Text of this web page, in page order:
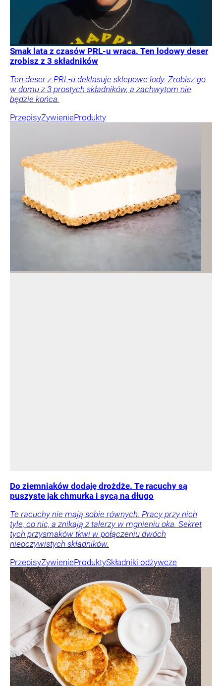
Smak lata z czasów PRL-u wraca. Ten lodowy deser
zrobisz z 3 składników
Ten deser z PRL-u deklasuje sklepowe lody. Zrobisz go
w domu z 3 prostych składników, a zachwytom nie
będzie końca.
PrzepisyŻywienieProdukty
Do ziemniaków dodaję drożdże. Te racuchy są
puszyste jak chmurka i sycą na długo
Te racuchy nie mają sobie równych. Pracy przy nich
tyle, co nic, a znikają z talerzy w mgnieniu oka. Sekret
tych przysmaków tkwi w połączeniu dwóch
nieoczywistych składników.
PrzepisyŻywienieProduktySkładniki odżywcze